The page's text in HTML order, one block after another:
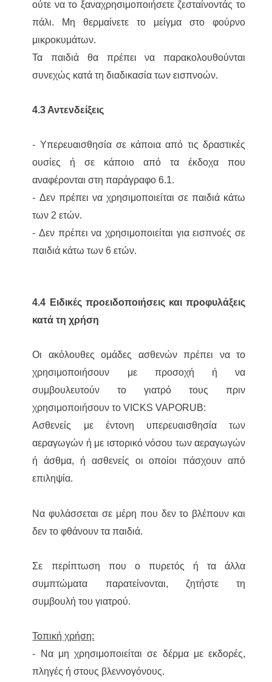
ούτε να το ξαναχρησιμοποιήσετε ζεσταίνοντάς το
πάλι. Μη θερμαίνετε το μείγμα στο φούρνο
μικροκυμάτων.
Τα παιδιά θα πρέπει να παρακολουθούνται
συνεχώς κατά τη διαδικασία των εισπνοών.
4.3 Αντενδείξεις
- Υπερευαισθησία σε κάποια από τις δραστικές
ουσίες ή σε κάποιο από τα έκδοχα που
αναφέρονται στη παράγραφο 6.1.
- Δεν πρέπει να χρησιμοποιείται σε παιδιά κάτω
των 2 ετών.
-Δεν πρέπει να χρησιμοποιείται για εισπνοές σε
παιδιά κάτω των 6 ετών.
4.4 Ειδικές προειδοποιήσεις και προφυλάξεις
κατά τη χρήση
Οι ακόλουθες ομάδες ασθενών πρέπει να το
χρησιμοποιήσουν με προσοχή ή να
συμβουλευτούν το γιατρό τους πριν
χρησιμοποιήσουν το VICKS VAPORUB:
Ασθενείς με έντονη υπερευαισθησία των
αεραγωγών ή με ιστορικό νόσου των αεραγωγών
ή άσθμα, ή ασθενείς οι οποίοι πάσχουν από
επιληψία.
Να φυλάσσεται σε μέρη που δεν το βλέπουν και
δεν το φθάνουν τα παιδιά.
Σε περίπτωση που ο πυρετός ή τα άλλα
συμπτώματα παρατείνονται, ζητήστε τη
συμβουλή του γιατρού.
Τοπική χρήση:
- Να μη χρησιμοποιείται σε δέρμα με εκδορές,
πληγές ή στους βλεννογόνους.